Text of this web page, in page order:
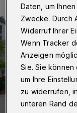
Daten, um
Zwecke. Durch
Widerruf Ihrer
Wenn Tracker
Anzeigen
Sie. Sie
um Ihre
zu widerrufen,
unteren Rand